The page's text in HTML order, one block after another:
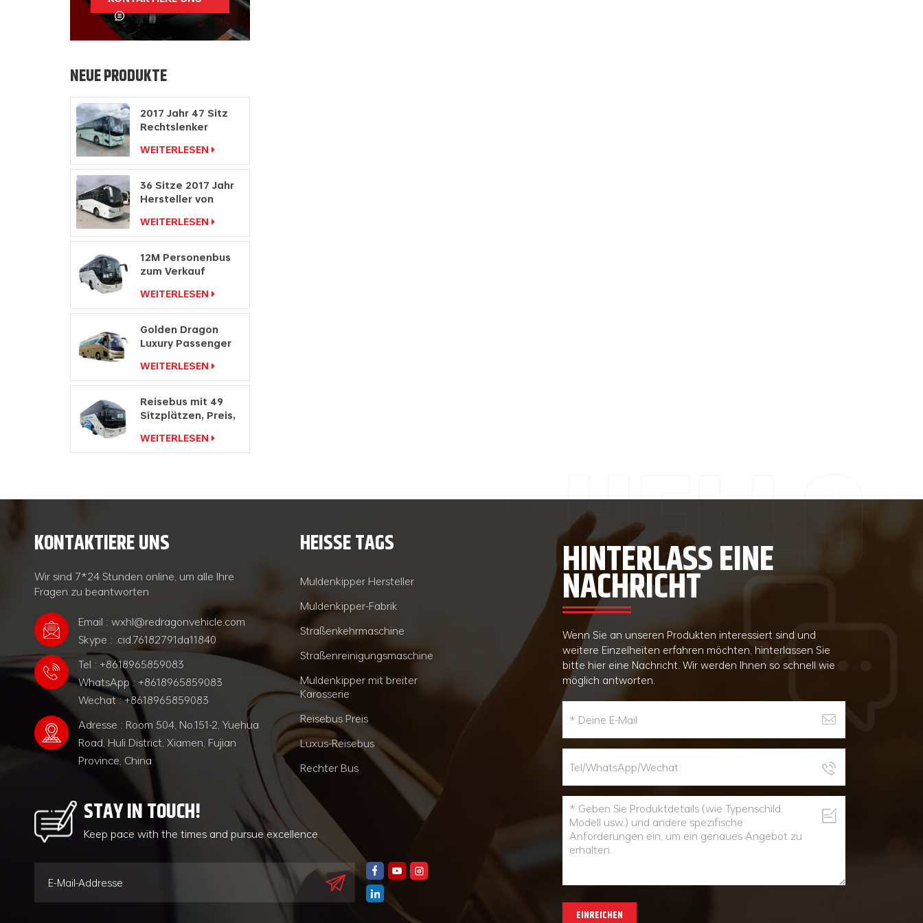
NEUE PRODUKTE
2017 Jahr 47 Sitz
Rechtslenker
Dieselmotor Bus
WEITERLESEN
36 Sitze 2017 Jahr
Hersteller von
mit Rechtslenkung
WEITERLESEN
12M Personenbus
zum Verkauf
Reisebushersteller
WEITERLESEN
Golden Dragon
Luxury Passenger
Coach Bus
WEITERLESEN
Reisebus mit 49
Sitzplätzen, Preis,
Reisebus zu
verkaufen
WEITERLESEN
KONTAKTIERE UNS
Wir sind 7*24 Stunden online, um alle Ihre
Fragen zu beantworten
Email : wxhl@redragonvehicle.com
Skype : .cid.76182791da11840
Tel : +8618965859083
WhatsApp : +8618965859083
Wechat : +8618965859083
Adresse : Room 504, No.151-2, Yuehua
Road, Huli District, Xiamen, Fujian
Province, China
HEISSE TAGS
Muldenkipper Hersteller
Muldenkipper-Fabrik
Straßenkehrmaschine
Straßenreinigungsmaschine
Muldenkipper mit breiter
Karosserie
Reisebus Preis
Luxus-Reisebus
Rechter Bus
STAY IN TOUCH!
Keep pace with the times and pursue excellence
HINTERLASS EINE
NACHRICHT
Wenn Sie an unseren Produkten interessiert sind und
weitere Einzelheiten erfahren möchten, hinterlassen Sie
bitte hier eine Nachricht. Wir werden Ihnen so schnell wie
möglich antworten.
EINREICHEN